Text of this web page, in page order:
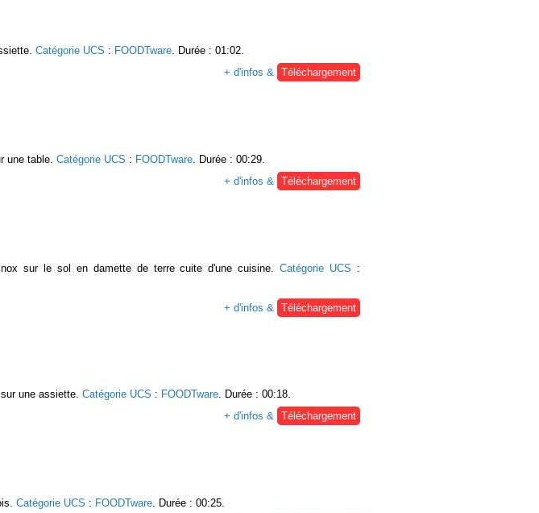
Catégorie UCS : FOODTware . Durée : 01:02.
+ d'infos &
Téléchargement
une table. Catégorie UCS : FOODTware . Durée : 00:29.
+ d'infos &
Téléchargement
sur le sol en damette de terre cuite d'une cuisine.Catégorie UCS :
+ d'infos &
Téléchargement
une assiette. Catégorie UCS : FOODTware. Durée : 00:18.
+ d'infos & Téléchargement
Catégorie UCS : FOODTware. Durée : 00:25.